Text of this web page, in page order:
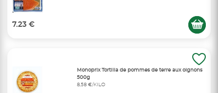
7.23 €
Monoprix Tortilla de pommes de terre aux oignons
500g
8,58 €/KILO